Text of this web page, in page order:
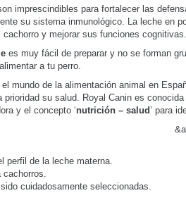
imprescindibles para fortalecer las
su sistema inmunológico. La leche en
y mejorar sus funciones cognitivas.
es muy fácil de preparar y no se forman
a tu perro.
mundo de la alimentación animal en
su salud. Royal Canin es
y el concepto ‘nutrición – salud’ para
perfil de la leche materna.
cachorros.
cuidadosamente seleccionadas.